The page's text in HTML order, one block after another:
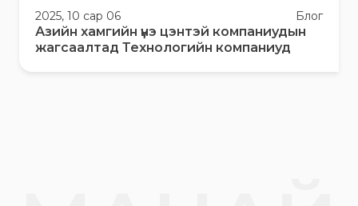
2025, 10 сар 06 Блог
Азийн хамгийн үнэ цэнтэй компаниудын
жагсаалтад Технологийн компаниуд